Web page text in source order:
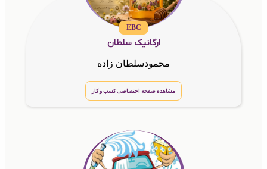
EBC
ارگانیک سلطان
محمودسلطان زاده
مشاهده صفحه اختصاصی کسب و کار